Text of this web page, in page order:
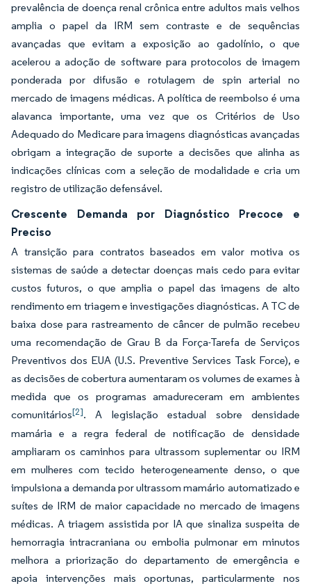
prevalência de doença renal crônica entre adultos mais velhos
amplia o papel da IRM sem contraste e de sequências
avançadas que evitam a exposição ao gadolínio, o que
acelerou a adoção de software para protocolos de imagem
ponderada por difusão e rotulagem de spin arterial no
mercado de imagens médicas. A política de reembolso é uma
alavanca importante, uma vez que os Critérios de Uso
Adequado do Medicare para imagens diagnósticas avançadas
obrigam a integração de suporte a decisões que alinha as
indicações clínicas com a seleção de modalidade e cria um
registro de utilização defensável.
Crescente Demanda por Diagnóstico Precoce e
Preciso
A transição para contratos baseados em valor motiva os
sistemas de saúde a detectar doenças mais cedo para evitar
custos futuros, o que amplia o papel das imagens de alto
rendimento em triagem e investigações diagnósticas. A TC de
baixa dose para rastreamento de câncer de pulmão recebeu
uma recomendação de Grau B da Força-Tarefa de Serviços
Preventivos dos EUA (U.S. Preventive Services Task Force), e
as decisões de cobertura aumentaram os volumes de exames à
medida que os programas amadureceram em ambientes
comunitários[2]. A legislação estadual sobre densidade
mamária e a regra federal de notificação de densidade
ampliaram os caminhos para ultrassom suplementar ou IRM
em mulheres com tecido heterogeneamente denso, o que
impulsiona a demanda por ultrassom mamário automatizado e
suítes de IRM de maior capacidade no mercado de imagens
médicas. A triagem assistida por IA que sinaliza suspeita de
hemorragia intracraniana ou embolia pulmonar em minutos
melhora a priorização do departamento de emergência e
apoia intervenções mais oportunas, particularmente nos